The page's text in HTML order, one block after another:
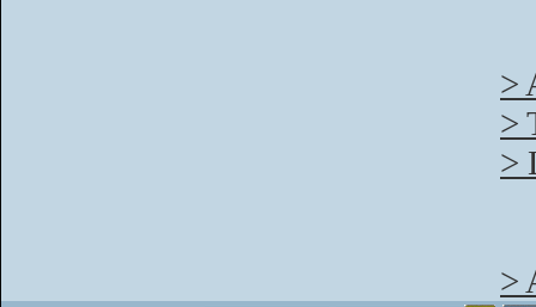
>
>
>
>